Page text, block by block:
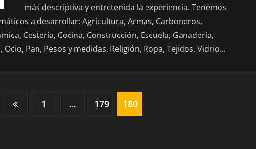
más descriptiva y entretenida la experiencia. Tenemos
a desarrollar: Agricultura, Armas, Carboneros,
Cestería, Cocina, Construcción, Escuela, Ganadería,
Ocio, Pan, Pesos y medidas, Religión, Ropa, Tejidos, Vidrio…
1 … 179 180